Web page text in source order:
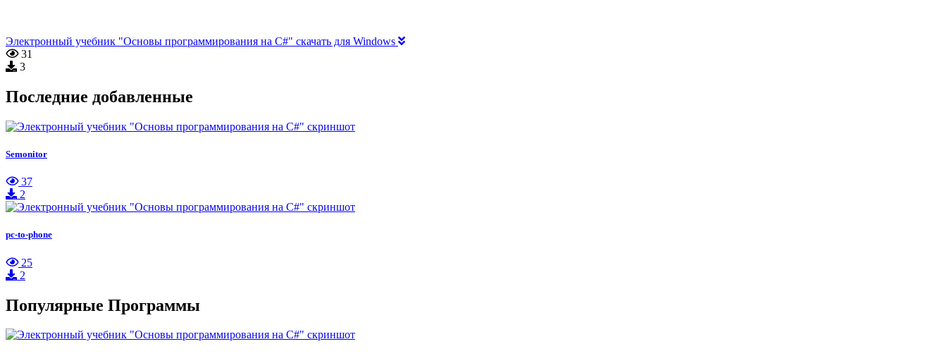
Электронный учебник "Основы программирования на C#" скачать для Windows
31
3
Последние добавленные
Semonitor
37
2
pc-to-phone
25
2
Популярные Программы